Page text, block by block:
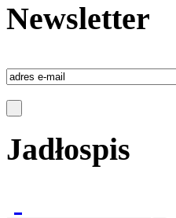
Newsletter
Jadłospis